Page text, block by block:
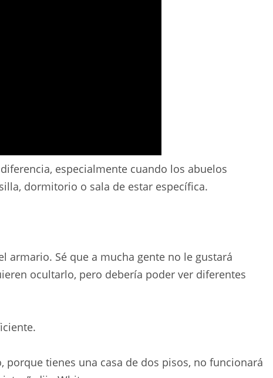
especialmente cuando los abuelos
dormitorio o sala de estar específica.
armario. Sé que a mucha gente no le gustará
ocultarlo, pero debería poder ver diferentes
tienes una casa de dos pisos, no funcionará